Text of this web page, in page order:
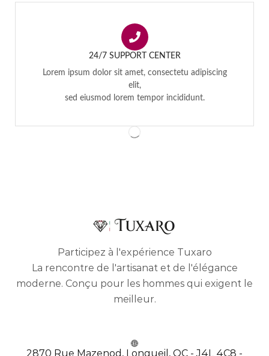
24/7 SUPPORT CENTER
Lorem ipsum dolor sit amet, consectetu adipiscing
elit,
sed eiusmod lorem tempor incididunt.
Participez à l'expérience Tuxaro
La rencontre de l'artisanat et de l'élégance
moderne. Conçu pour les hommes qui exigent le
meilleur.
2870 Rue Mazenod, Longueil, QC - J4L 4C8 -